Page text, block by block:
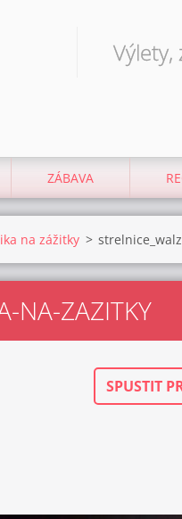
Výlety,
ZÁBAVA
na zážitky >
NA-ZAZITKY
SPUSTIT